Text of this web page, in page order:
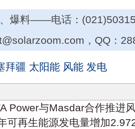
爆料——电话：
，QQ：
拜疆 太阳能 风能 发电
Power与Masdar合作推进
可再生能源发电量增加